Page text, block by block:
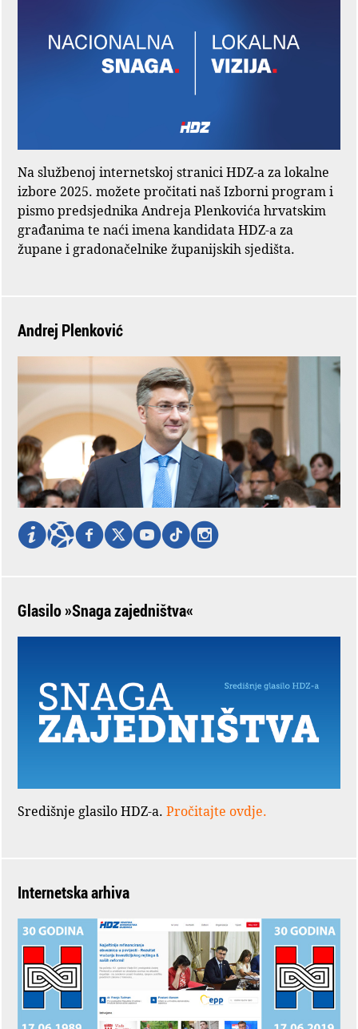
Na službenoj internetskoj stranici HDZ-a za lokalne
izbore 2025. možete pročitati naš Izborni program i
pismo predsjednika Andreja Plenkovića hrvatskim
građanima te naći imena kandidata HDZ-a za
župane i gradonačelnike županijskih sjedišta.
Andrej Plenković
Glasilo »Snaga zajedništva«
Središnje glasilo HDZ-a. Pročitajte ovdje.
Internetska arhiva